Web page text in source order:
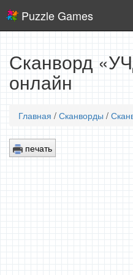
Puzzle Games
Сканворд
онлайн
Главная / Сканворды /
печать